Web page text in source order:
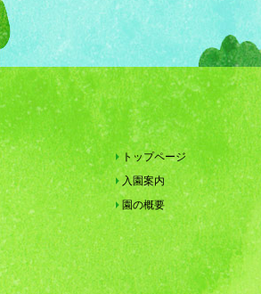
トップページ
入園案内
園の概要